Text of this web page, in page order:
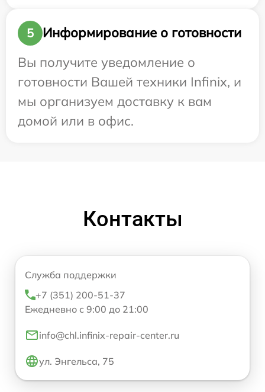
5
Информирование о готовности
Вы получите уведомление о
готовности Вашей техники Infinix, и
мы организуем доставку к вам
домой или в офис.
Контакты
Служба поддержки
+7 (351) 200-51-37
Ежедневно с 9:00 до 21:00
info@chl.infinix-repair-center.ru
ул. Энгельса, 75